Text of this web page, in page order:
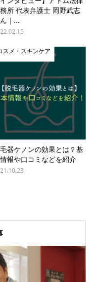
所 代表弁護士 岡野武志
｜...
スメ・スキンケア
器ケノンの効果とは？基
報や口コミなどを紹介